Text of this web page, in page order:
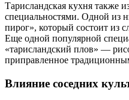
Тарисландская кухня также
специальностями. Одной из
пирог», который состоит из
Еще одной популярной
«тарисландский плов» —
приправленное
Влияние соседних